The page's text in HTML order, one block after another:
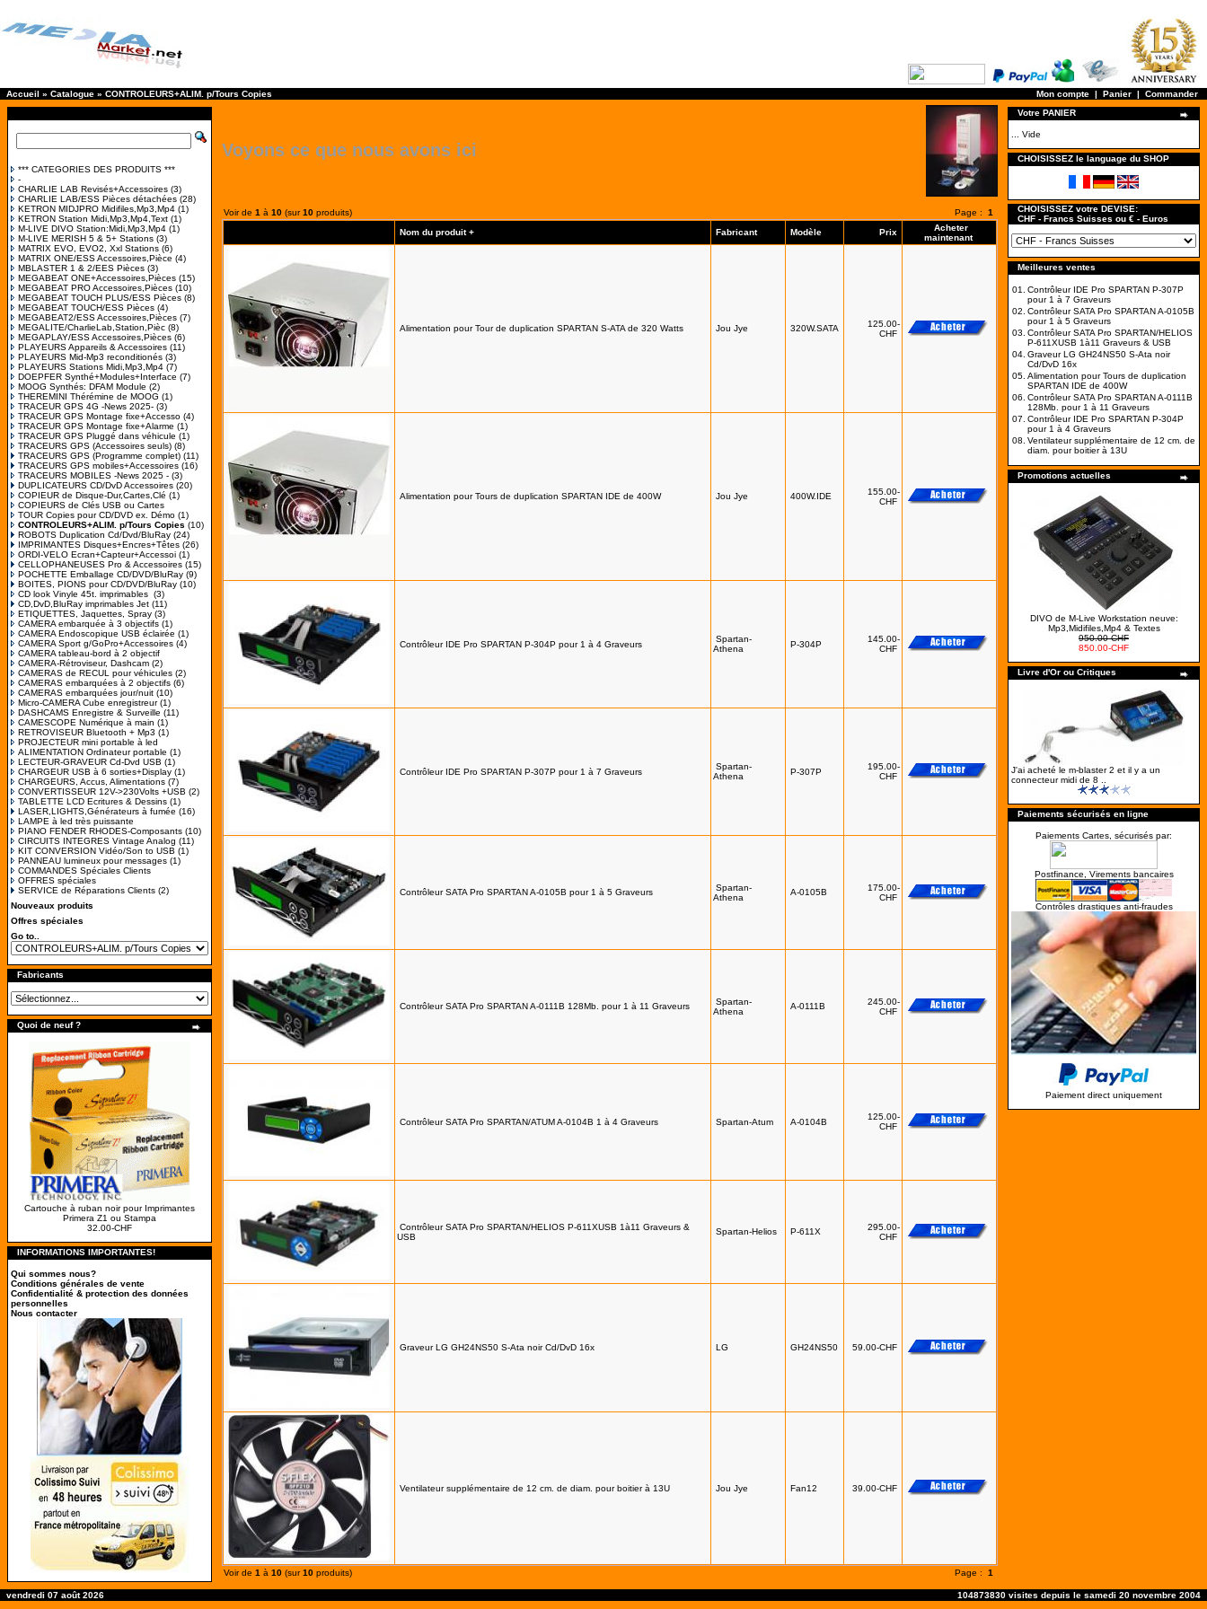
Accueil » Catalogue » CONTROLEURS+ALIM. p/Tours Copies Mon compte | Panier | Commander
*** CATEGORIES DES PRODUITS ***
-
CHARLIE LAB Revisés+Accessoires (3)
CHARLIE LAB/ESS Pièces détachées (28)
KETRON MIDJPRO Midifiles,Mp3,Mp4 (1)
KETRON Station Midi,Mp3,Mp4,Text (1)
M-LIVE DIVO Station:Midi,Mp3,Mp4 (1)
M-LIVE MERISH 5 & 5+ Stations (3)
MATRIX EVO, EVO2, Xxl Stations (6)
MATRIX ONE/ESS Accessoires,Pièce (4)
MBLASTER 1 & 2/EES Pièces (3)
MEGABEAT ONE+Accessoires,Pièces (15)
MEGABEAT PRO Accessoires,Pièces (10)
MEGABEAT TOUCH PLUS/ESS Pièces (8)
MEGABEAT TOUCH/ESS Pièces (4)
MEGABEAT2/ESS Accessoires,Pièces (7)
MEGALITE/CharlieLab,Station,Pièc (8)
MEGAPLAY/ESS Accessoires,Pièces (6)
PLAYEURS Appareils & Accessoires (11)
PLAYEURS Mid-Mp3 reconditionés (3)
PLAYEURS Stations Midi,Mp3,Mp4 (7)
DOEPFER Synthé+Modules+Interface (7)
MOOG Synthés: DFAM Module (2)
THEREMINI Thérémine de MOOG (1)
TRACEUR GPS 4G -News 2025- (3)
TRACEUR GPS Montage fixe+Accesso (4)
TRACEUR GPS Montage fixe+Alarme (1)
TRACEUR GPS Pluggé dans véhicule (1)
TRACEURS GPS (Accessoires seuls) (8)
TRACEURS GPS (Programme complet) (11)
TRACEURS GPS mobiles+Accessoires (16)
TRACEURS MOBILES -News 2025 - (3)
DUPLICATEURS CD/DvD Accessoires (20)
COPIEUR de Disque-Dur,Cartes,Clé (1)
COPIEURS de Clés USB ou Cartes
TOUR Copies pour CD/DVD ex. Démo (1)
CONTROLEURS+ALIM. p/Tours Copies (10)
ROBOTS Duplication Cd/Dvd/BluRay (24)
IMPRIMANTES Disques+Encres+Têtes (26)
ORDI-VELO Ecran+Capteur+Accessoi (1)
CELLOPHANEUSES Pro & Accessoires (15)
POCHETTE Emballage CD/DVD/BluRay (9)
BOITES, PIONS pour CD/DVD/BluRay (10)
CD look Vinyle 45t. imprimables (3)
CD,DvD,BluRay imprimables Jet (11)
ETIQUETTES, Jaquettes, Spray (3)
CAMERA embarquée à 3 objectifs (1)
CAMERA Endoscopique USB éclairée (1)
CAMERA Sport g/GoPro+Accessoires (4)
CAMERA tableau-bord à 2 objectif
CAMERA-Rétroviseur, Dashcam (2)
CAMERAS de RECUL pour véhicules (2)
CAMERAS embarquées à 2 objectifs (6)
CAMERAS embarquées jour/nuit (10)
Micro-CAMERA Cube enregistreur(1)
DASHCAMS Enregistre & Surveille (11)
CAMESCOPE Numérique à main (1)
RETROVISEUR Bluetooth + Mp3 (1)
PROJECTEUR mini portable à led
ALIMENTATION Ordinateur portable (1)
LECTEUR-GRAVEUR Cd-Dvd USB (1)
CHARGEUR USB à 6 sorties+Display (1)
CHARGEURS, Accus, Alimentations (7)
CONVERTISSEUR 12V->230Volts +USB (2)
TABLETTE LCD Ecritures & Dessins (1)
LASER,LIGHTS,Générateurs à fumée (16)
LAMPE à led très puissante
PIANO FENDER RHODES-Composants (10)
CIRCUITS INTEGRES Vintage Analog (11)
KIT CONVERSION Vidéo/Son to USB (1)
PANNEAU lumineux pour messages (1)
COMMANDES Spéciales Clients
OFFRES spéciales
SERVICE de Réparations Clients (2)
Nouveaux produits
Offres spéciales
Go to..
Fabricants
Quoi de neuf ?
Cartouche à ruban noir pour Imprimantes
Primera Z1 ou Stampa
32.00-CHF
INFORMATIONS IMPORTANTES!
Qui sommes nous?
Conditions générales de vente
Confidentialité & protection des données
personnelles
Nous contacter
Voyons ce que nous avons ici
Voir de 1 à 10 (sur10 produits) Page : 1
Nom du produit +
Fabricant Modèle Prix
Acheter
maintenant
Alimentation pour Tour de duplication SPARTAN S-ATA de 320 Watts Jou Jye 320W.SATA
125.00-
CHF
Alimentation pour Tours de duplication SPARTAN IDE de 400W Jou Jye 400W.IDE
155.00-
CHF
Contrôleur IDE Pro SPARTAN P-304P pour 1 à 4 Graveurs
Spartan-
Athena
P-304P
145.00-
CHF
Contrôleur IDE Pro SPARTAN P-307P pour 1 à 7 Graveurs
Spartan-
Athena
P-307P
195.00-
CHF
Contrôleur SATA Pro SPARTAN A-0105B pour 1 à 5 Graveurs
Spartan-
Athena
A-0105B
175.00-
CHF
Contrôleur SATA Pro SPARTAN A-0111B 128Mb. pour 1 à 11 Graveurs
Spartan-
Athena
A-0111B
245.00-
CHF
Contrôleur SATA Pro SPARTAN/ATUM A-0104B 1 à 4 Graveurs Spartan-Atum A-0104B
125.00-
CHF
Contrôleur SATA Pro SPARTAN/HELIOS P-611XUSB 1à11 Graveurs &
USB
Spartan-Helios P-611X
295.00-
CHF
Graveur LG GH24NS50 S-Ata noir Cd/DvD 16x LG GH24NS50 59.00-CHF
Ventilateur supplémentaire de 12 cm. de diam. pour boitier à 13U Jou Jye Fan12 39.00-CHF
Voir de 1 à 10 (sur10 produits) Page : 1
Votre PANIER
... Vide
CHOISISSEZ le language du SHOP
CHOISISSEZ votre DEVISE:
CHF - Francs Suisses ou € - Euros
Meilleures ventes
01.
Contrôleur IDE Pro SPARTAN P-307P
pour 1 à 7 Graveurs
02. Contrôleur SATA Pro SPARTAN A-0105B
pour 1 à 5 Graveurs
03. Contrôleur SATA Pro SPARTAN/HELIOS
P-611XUSB 1à11 Graveurs & USB
04. Graveur LG GH24NS50 S-Ata noir
Cd/DvD 16x
05. Alimentation pour Tours de duplication
SPARTAN IDE de 400W
06. Contrôleur SATA Pro SPARTAN A-0111B
128Mb. pour 1 à 11 Graveurs
07. Contrôleur IDE Pro SPARTAN P-304P
pour 1 à 4 Graveurs
08. Ventilateur supplémentaire de 12 cm. de
diam. pour boitier à 13U
Promotions actuelles
DIVO de M-Live Workstation neuve:
Mp3,Midifiles,Mp4 & Textes
950.00-CHF
850.00-CHF
Livre d'Or ou Critiques
J'ai acheté le m-blaster 2 et il y a un
connecteur midi de 8 ..
Paiements sécurisés en ligne
Paiements Cartes, sécurisés par:
Postfinance, Virements bancaires
Contrôles drastiques anti-fraudes
Paiement direct uniquement
vendredi 07 août 2026 104873830 visites depuis le samedi 20 novembre 2004